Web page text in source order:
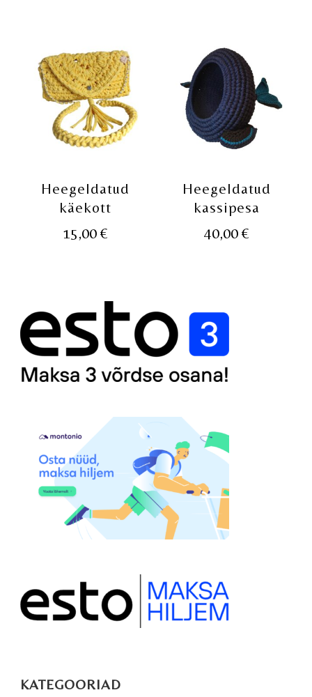
Heegeldatud
käekott
15,00€
Heegeldatud
kassipesa
40,00 €
KATEGOORIAD